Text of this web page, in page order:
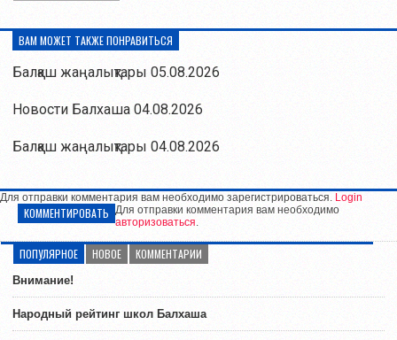
ВАМ МОЖЕТ ТАКЖЕ ПОНРАВИТЬСЯ
Балқаш жаңалықтары 05.08.2026
Новости Балхаша 04.08.2026
Балқаш жаңалықтары 04.08.2026
Для отправки комментария вам необходимо зарегистрироваться. Login
КОММЕНТИРОВАТЬ Для отправки комментария вам необходимо
авторизоваться.
ПОПУЛЯРНОЕ НОВОЕ КОММЕНТАРИИ
Внимание!
Народный рейтинг школ Балхаша